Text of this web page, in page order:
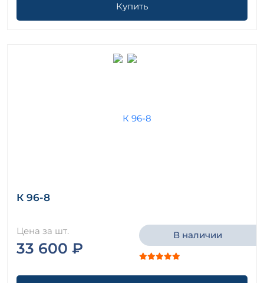
Купить
К 96-8
Цена за шт.
33 600 ₽
В наличии